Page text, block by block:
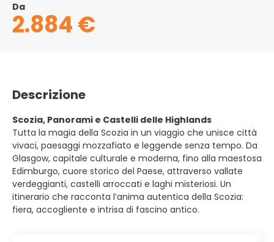
Da
2.884 €
Descrizione
Scozia, Panorami e Castelli delle Highlands
Tutta la magia della Scozia in un viaggio che unisce città
vivaci, paesaggi mozzafiato e leggende senza tempo. Da
Glasgow, capitale culturale e moderna, fino alla maestosa
Edimburgo, cuore storico del Paese, attraverso vallate
verdeggianti, castelli arroccati e laghi misteriosi. Un
itinerario che racconta l’anima autentica della Scozia:
fiera, accogliente e intrisa di fascino antico.